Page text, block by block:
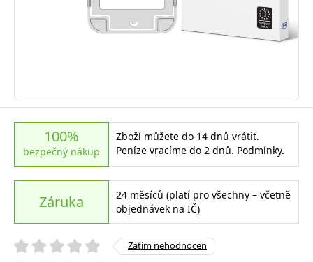
100%
bezpečný nákup
Zboží můžete do 14 dnů vrátit.
Peníze vracíme do 2 dnů. Podmínky.
Záruka
24 měsíců (platí pro všechny – včetně
objednávek na IČ)
Zatím nehodnocen